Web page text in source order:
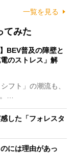
一覧を見る
てみた
BEV普及の障壁と
のストレス」解
フト」の潮流も、
…
した「フォレスタ
には理由があっ